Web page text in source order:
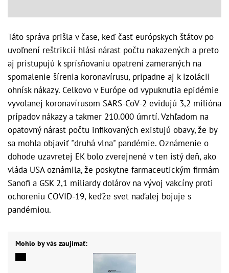
Táto správa prišla v čase, keď časť európskych štátov po
uvoľnení reštrikcií hlási nárast počtu nakazených a preto
aj pristupujú k sprísňovaniu opatrení zameraných na
spomalenie šírenia koronavírusu, pripadne aj k izolácii
ohnísk nákazy. Celkovo v Európe od vypuknutia epidémie
vyvolanej koronavírusom SARS-CoV-2 evidujú 3,2 milióna
prípadov nákazy a takmer 210.000 úmrtí. Vzhľadom na
opätovný nárast počtu infikovaných existujú obavy, že by
sa mohla objaviť "druhá vlna" pandémie. Oznámenie o
dohode uzavretej EK bolo zverejnené v ten istý deň, ako
vláda USA oznámila, že poskytne farmaceutickým firmám
Sanofi a GSK 2,1 miliardy dolárov na vývoj vakcíny proti
ochoreniu COVID-19, keďže svet naďalej bojuje s
pandémiou.
Mohlo by vás zaujímať: